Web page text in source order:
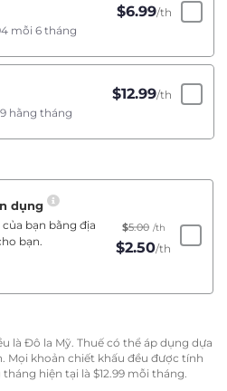
$6.99/th
mỗi 6 tháng
$12.99/th
hằng tháng
dụng
bạn bằng địa
bạn.
$5.00 /th
$2.50/th
là Đô la Mỹ. Thuế có thể áp dụng dựa
Mọi khoản chiết khấu đều được tính
hiện tại là $12.99mỗi tháng.